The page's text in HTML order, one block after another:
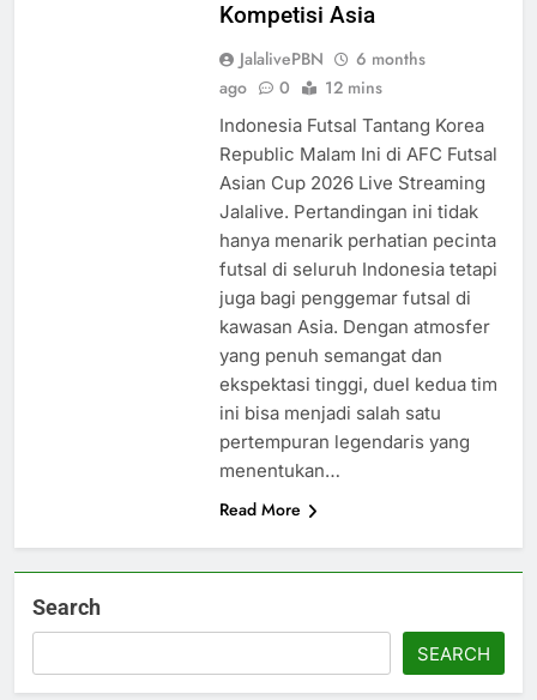
Kompetisi Asia
JalalivePBN
6 months
ago
0 12 mins
Indonesia Futsal Tantang Korea
Republic Malam Ini di AFC Futsal
Asian Cup 2026 Live Streaming
Jalalive. Pertandingan ini tidak
hanya menarik perhatian pecinta
futsal di seluruh Indonesia tetapi
juga bagi penggemar futsal di
kawasan Asia. Dengan atmosfer
yang penuh semangat dan
ekspektasi tinggi, duel kedua tim
ini bisa menjadi salah satu
pertempuran legendaris yang
menentukan…
Read More
Search
SEARCH